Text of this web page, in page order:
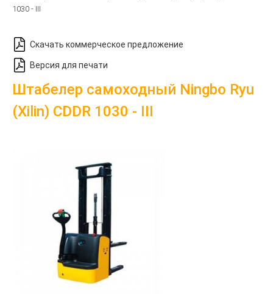
1030 - III
Скачать коммерческое предложение
Версия для печати
Штабелер самоходный Ningbo Ryu
(Xilin) CDDR 1030 - III